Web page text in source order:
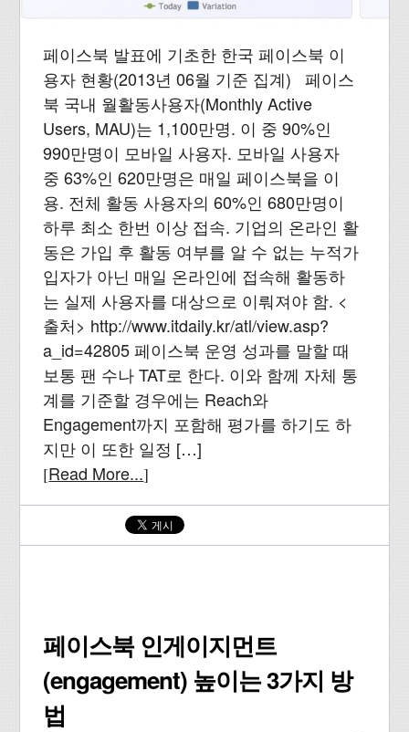
페이스북 발표에 기초한 한국 페이스북 이
용자 현황(2013년 06월 기준 집계) 페이스
북 국내 월활동사용자(Monthly Active
Users, MAU)는 1,100만명. 이 중 90%인
990만명이 모바일 사용자. 모바일 사용자
중 63%인 620만명은 매일 페이스북을 이
용. 전체 활동 사용자의 60%인 680만명이
하루 최소 한번 이상 접속. 기업의 온라인 활
동은 가입 후 활동 여부를 알 수 없는 누적가
입자가 아닌 매일 온라인에 접속해 활동하
는 실제 사용자를 대상으로 이뤄져야 함. <
출처> http://www.itdaily.kr/atl/view.asp?
a_id=42805 페이스북 운영 성과를 말할 때
보통 팬 수나 TAT로 한다. 이와 함께 자체 통
계를 기준할 경우에는 Reach와
Engagement까지 포함해 평가를 하기도 하
지만 이 또한 일정 […]
[Read More...]
페이스북 인게이지먼트
(engagement) 높이는 3가지 방
법